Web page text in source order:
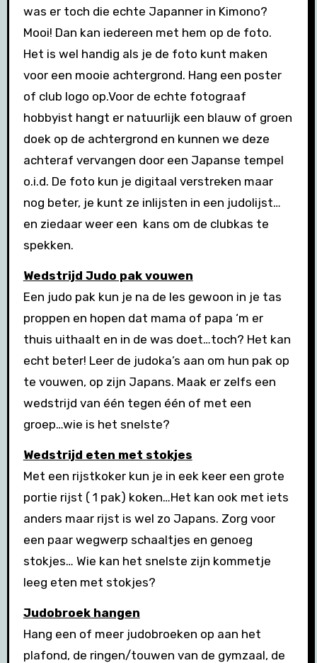
was er toch die echte Japanner in Kimono?
Mooi! Dan kan iedereen met hem op de foto.
Het is wel handig als je de foto kunt maken
voor een mooie achtergrond. Hang een poster
of club logo op.Voor de echte fotograaf
hobbyist hangt er natuurlijk een blauw of groen
doek op de achtergrond en kunnen we deze
achteraf vervangen door een Japanse tempel
o.i.d. De foto kun je digitaal verstreken maar
nog beter, je kunt ze inlijsten in een judolijst…
en ziedaar weer een kans om de clubkas te
spekken.
Wedstrijd Judo pak vouwen
Een judo pak kun je na de les gewoon in je tas
proppen en hopen dat mama of papa ‘m er
thuis uithaalt en in de was doet…toch? Het kan
echt beter! Leer de judoka’s aan om hun pak op
te vouwen, op zijn Japans. Maak er zelfs een
wedstrijd van één tegen één of met een
groep…wie is het snelste?
Wedstrijd eten met stokjes
Met een rijstkoker kun je in eek keer een grote
portie rijst ( 1 pak) koken…Het kan ook met iets
anders maar rijst is wel zo Japans. Zorg voor
een paar wegwerp schaaltjes en genoeg
stokjes… Wie kan het snelste zijn kommetje
leeg eten met stokjes?
Judobroek hangen
Hang een of meer judobroeken op aan het
plafond, de ringen/touwen van de gymzaal, de